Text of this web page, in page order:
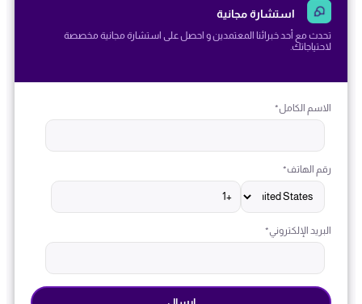
استشارة مجانية
تحدث مع أحد خبرائنا المعتمدين و احصل على استشارة مجانية مخصصة
لاحتياجاتك.
الاسم الكامل*
رقم الهاتف*
البريد الإلكتروني*